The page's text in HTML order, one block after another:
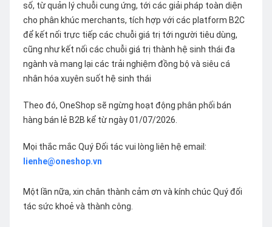
số, từ quản lý chuỗi cung ứng, tới các giải pháp toàn diện
cho phân khúc merchants, tích hợp với các platform B2C
để kết nối trực tiếp các chuỗi giá trị tới người tiêu dùng,
cũng như kết nối các chuỗi giá trị thành hệ sinh thái đa
ngành và mang lại các trải nghiệm đồng bộ và siêu cá
nhân hóa xuyên suốt hệ sinh thái
Theo đó, OneShop sẽ ngừng hoạt động phân phối bán
hàng bán lẻ B2B kể từ ngày 01/07/2026.
Mọi thắc mắc Quý Đối tác vui lòng liên hệ email:
lienhe@oneshop.vn
Một lần nữa, xin chân thành cảm ơn và kính chúc Quý đối
tác sức khoẻ và thành công.